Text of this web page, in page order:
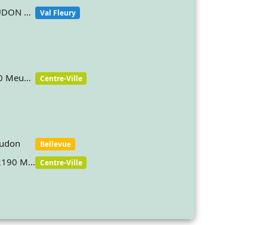
60 rue des marais 92190 MEUDON France Val Fleury
40 rue de la République 92190 Meudon France Centre-Ville
Bellevue
37 AVENUE LE CORBEILLER 92190 MEUDON Centre-Ville